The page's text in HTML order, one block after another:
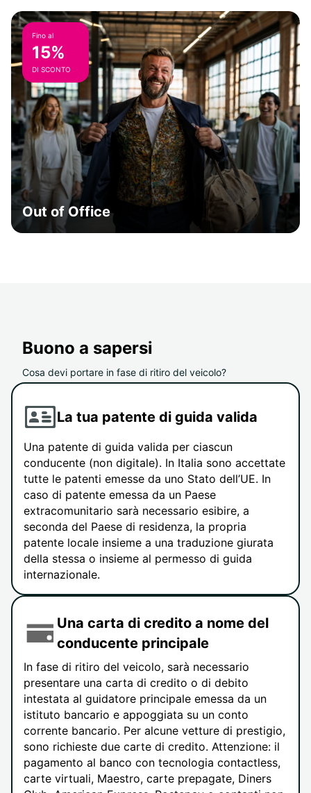
Fino al
15%
DI SCONTO
Out of Office
Buono a sapersi
Cosa devi portare in fase di ritiro del veicolo?
La tua patente di guida valida
Una patente di guida valida per ciascun
conducente (non digitale). In Italia sono accettate
tutte le patenti emesse da uno Stato dell’UE. In
caso di patente emessa da un Paese
extracomunitario sarà necessario esibire, a
seconda del Paese di residenza, la propria
patente locale insieme a una traduzione giurata
della stessa o insieme al permesso di guida
internazionale.
Una carta di credito a nome del
conducente principale
In fase di ritiro del veicolo, sarà necessario
presentare una carta di credito o di debito
intestata al guidatore principale emessa da un
istituto bancario e appoggiata su un conto
corrente bancario. Per alcune vetture di prestigio,
sono richieste due carte di credito. Attenzione: il
pagamento al banco con tecnologia contactless,
carte virtuali, Maestro, carte prepagate, Diners